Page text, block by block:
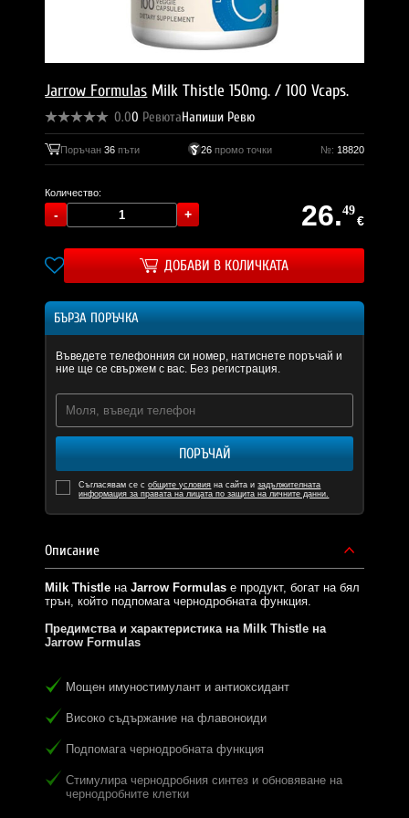
Jarrow Formulas Milk Thistle 150mg. / 100 Vcaps.
0.00 РевютаНапиши Ревю
Поръчан36 пъти 26промо точки №: 18820
Количество:
26.49
€
ДОБАВИ В КОЛИЧКАТА
БЪРЗА ПОРЪЧКА
Въведете телефонния си номер, натиснете поръчай и
ние ще се свържем с вас. Без регистрация.
ПОРЪЧАЙ
Съгласявам се собщите условия на сайта изадължителната
информация за правата на лицата по защита на личните данни.
Описание
Milk Thistle наJarrow Formulasе продукт, богат на бял
трън, който подпомага чернодробната функция.
Предимства и характеристика на Milk Thistle на
Jarrow Formulas
Мощен имуностимулант и антиоксидант
Високо съдържание на флавоноиди
Подпомага чернодробната функция
Стимулира чернодробния синтез и обновяване на
чернодробните клетки